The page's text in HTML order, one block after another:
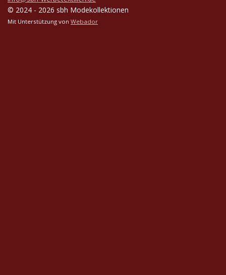
© 2024 - 2026 sbh Modekollektionen
Mit Unterstützung von Webador